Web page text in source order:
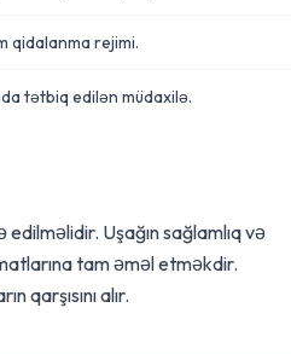
qidalanma rejimi.
tətbiq edilən müdaxilə.
Uşağın sağlamlıq və
tam əməl etməkdir.
qarşısını alır.